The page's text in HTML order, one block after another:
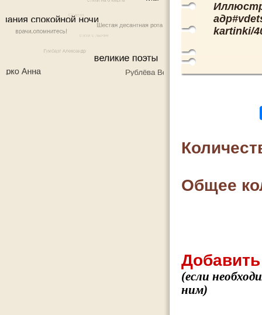
kartinki/
Общее
(если
ним)